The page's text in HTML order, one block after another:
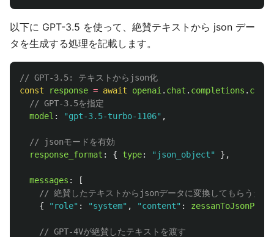
以下に GPT-3.5 を使って、絶賛テキストから json デー
タを生成する処理を記載します。
// GPT-3.5: テキストからjson化
const
response = await openai . chat . completions .
// GPT-3.5を指定
model : "gpt-3.5-turbo-1106" ,
// jsonモードを有効
response_format : { type: " json_object" },
messages :
[
// 絶賛したテキストからjsonデータに変換してもらうため
{
" role" : "system" , "content" :
// GPT-4Vが絶賛したテキストを渡す